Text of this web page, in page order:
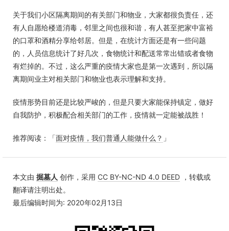
关于我们小区隔离期间的有关部门和物业，大家都很负责任，还
有人自愿给楼道消毒，邻里之间也很和谐，有人甚至把家中富裕
的口罩和酒精分享给邻居。但是，在统计方面还是有一些问题
的，人员信息统计了好几次，食物统计和配送常常出错或者食物
有烂掉的。不过，这么严重的疫情大家也是第一次遇到，所以隔
离期间业主对相关部门和物业也表示理解和支持。
疫情形势目前还是比较严峻的，但是只要大家能保持镇定，做好
自我防护，积极配合相关部门的工作，疫情就一定能被战胜！
推荐阅读：「面对疫情，我们普通人能做什么？ 」
本文由 掘墓人 创作，采用 CC BY-NC-ND 4.0 DEED ，转载或
翻译请注明出处。
最后编辑时间为: 2020年02月13日